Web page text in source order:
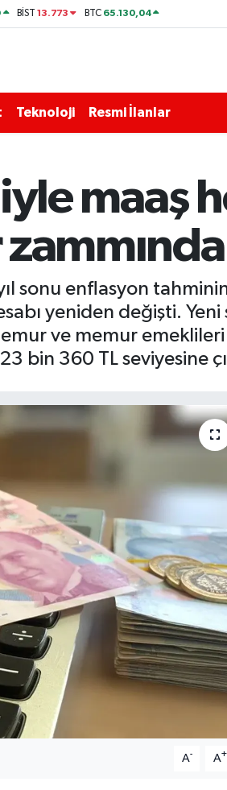
BİST13.773 BTC 65.130,04
Teknoloji Resmi İlanlar
maaş
sonu enflasyon
yeniden değişti.
ve memur
bin 360 TL seviyesine
A- A+